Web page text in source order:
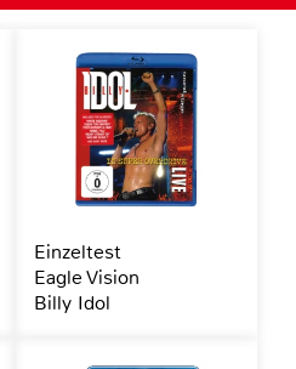
Einzeltest
Eagle Vision
Billy Idol